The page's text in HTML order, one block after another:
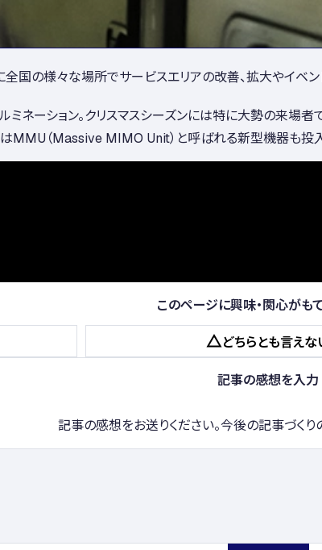
全国の様々な場所でサービスエリアの改善、拡大やイベ
ネーション。クリスマスシーズンには特に大勢の来
MMU（Massive MIMO Unit）と呼ばれる新型機器も投
このページに興味・関心がも
どちらとも言えな
記事の感想を入力
記事の感想をお送りください。今後の記事づくり